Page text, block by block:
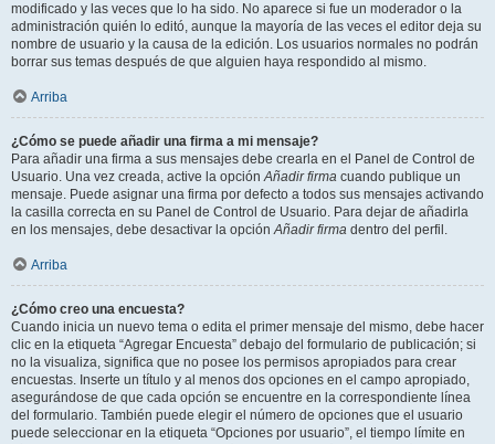
modificado y las veces que lo ha sido. No aparece si fue un moderador o la
administración quién lo editó, aunque la mayoría de las veces el editor deja su
nombre de usuario y la causa de la edición. Los usuarios normales no podrán
borrar sus temas después de que alguien haya respondido al mismo.
Arriba
¿Cómo se puede añadir una firma a mi mensaje?
Para añadir una firma a sus mensajes debe crearla en el Panel de Control de
Usuario. Una vez creada, active la opciónAñadir firma cuando publique un
mensaje. Puede asignar una firma por defecto a todos sus mensajes activando
la casilla correcta en su Panel de Control de Usuario. Para dejar de añadirla
en los mensajes, debe desactivar la opciónAñadir firma dentro del perfil.
Arriba
¿Cómo creo una encuesta?
Cuando inicia un nuevo tema o edita el primer mensaje del mismo, debe hacer
clic en la etiqueta “Agregar Encuesta” debajo del formulario de publicación; si
no la visualiza, significa que no posee los permisos apropiados para crear
encuestas. Inserte un título y al menos dos opciones en el campo apropiado,
asegurándose de que cada opción se encuentre en la correspondiente línea
del formulario. También puede elegir el número de opciones que el usuario
puede seleccionar en la etiqueta “Opciones por usuario”, el tiempo límite en